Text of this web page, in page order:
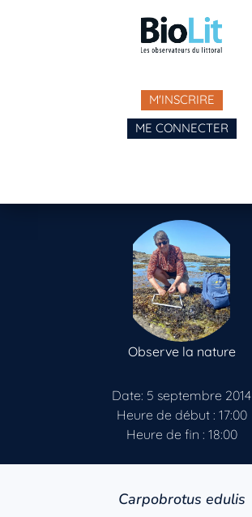
M'INSCRIRE
ME CONNECTER
Observe la nature
Date: 5 septembre 2014
Heure de début : 17:00
Heure de fin : 18:00
Carpobrotus edulis